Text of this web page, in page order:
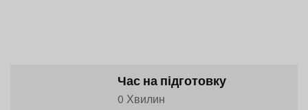
Час на підготовку
0 Хвилин